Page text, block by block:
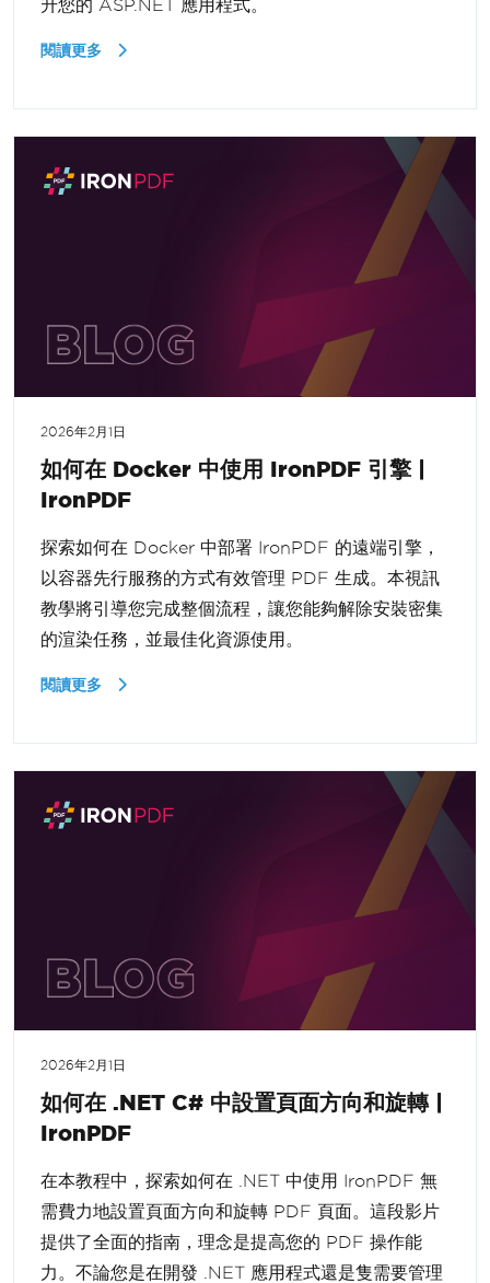
升您的 ASP.NET 應用程式。
閱讀更多
2026年2月1日
如何在 Docker 中使用 IronPDF 引擎 |
IronPDF
探索如何在 Docker 中部署 IronPDF 的遠端引擎，
以容器先行服務的方式有效管理 PDF 生成。本視訊
教學將引導您完成整個流程，讓您能夠解除安裝密集
的渲染任務，並最佳化資源使用。
閱讀更多
2026年2月1日
如何在 .NET C# 中設置頁面方向和旋轉 |
IronPDF
在本教程中，探索如何在 .NET 中使用 IronPDF 無
需費力地設置頁面方向和旋轉 PDF 頁面。這段影片
提供了全面的指南，理念是提高您的 PDF 操作能
力。不論您是在開發 .NET 應用程式還是隻需要管理